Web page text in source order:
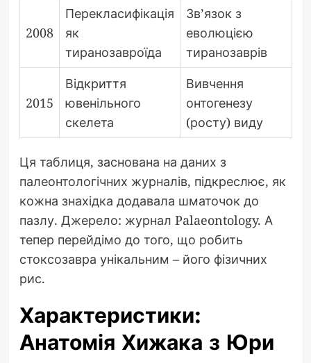
2008
Перекласифікація
як
тиранозавроїда
Зв’язок з
еволюцією
тиранозаврів
2015
Відкриття
ювенільного
скелета
Вивчення
онтогенезу
(росту) виду
Ця таблиця, заснована на даних з
палеонтологічних журналів, підкреслює, як
кожна знахідка додавала шматочок до
пазлу. Джерело: журнал Palaeontology. А
тепер перейдімо до того, що робить
стоксозавра унікальним – його фізичних
рис.
Характеристики:
Анатомія Хижака з Юри